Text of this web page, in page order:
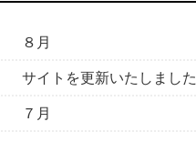
８月
サイトを更新いたしました
７月